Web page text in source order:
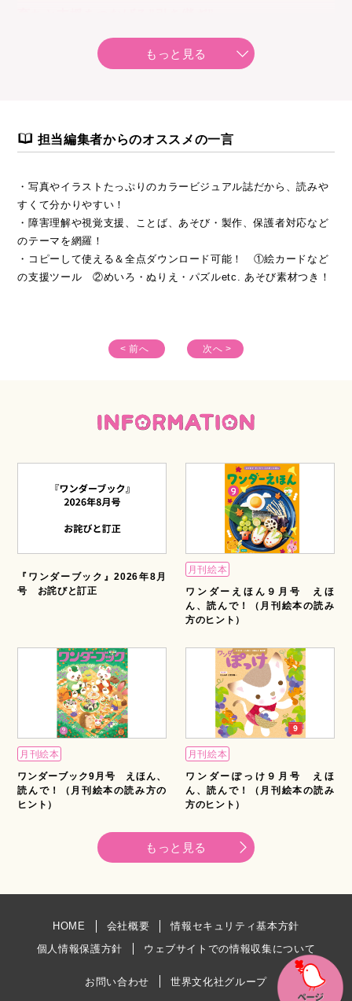
／坂﨑隆浩・椛沢幸苗
●今できる！ 環境チェンジ「新年度の準備」 ／ 藤原里美・黒葛
真理子
●子どもが過ごしやすい保育づくり 「ルールを守る意味を実感で
きるように」／ 佐藤 曉
●あそびで身につく 基本動作 「こぐ」／ 吉賀紀久美
●インクルーシブ保育へのあゆみ「一年取り組んだら保育はどう
★コピーして使える！ 全点ダウンロード可能！ ２大特別付録
もっと見る
担当編集者からのオススメの一言
・写真やイラストたっぷりのカラービジュアル誌だから、読みや
すくて分かりやすい！
・障害理解や視覚支援、ことば、あそび・製作、保護者対応など
のテーマを網羅！
・コピーして使える＆全点ダウンロード可能！ ①絵カードなど
の支援ツール ②めいろ・ぬりえ・パズルetc. あそび素材つき！
< 前へ 次へ >
『ワンダーブック』2026年8月
号 お詫びと訂正
月刊絵本
ワンダーえほん９月号 えほ
ん、読んで！（月刊絵本の読み
方のヒント）
月刊絵本
ワンダーブック9月号 えほん、
読んで！（月刊絵本の読み方の
ヒント）
月刊絵本
ワンダーぽっけ９月号 えほ
ん、読んで！（月刊絵本の読み
方のヒント）
もっと見る
HOME 会社概要
情報セキュリティ基本方針
個人情報保護方針
ウェブサイトでの情報収集について
お問い合わせ 世界文化社グループ